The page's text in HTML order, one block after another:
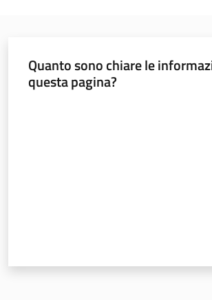
Quanto sono chiare le
questa pagina?